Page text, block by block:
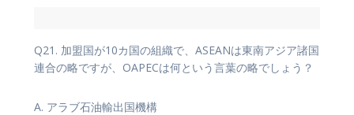
Q21. 加盟国が10カ国の組織で、ASEANは東南アジア諸国
連合の略ですが、OAPECは何という言葉の略でしょう？
A. アラブ石油輸出国機構